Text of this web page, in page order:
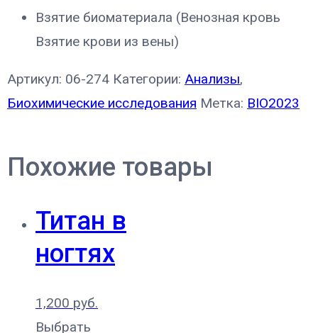
Взятие биоматериала (Венозная кровь
Взятие крови из вены)
Артикул: 06-274 Категории: Анализы,
Биохимические исследования Метка: BIO2023
Похожие товары
Титан в
ногтях
1,200 руб.
Выбрать